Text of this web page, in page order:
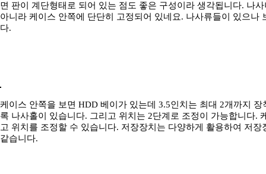
면 판이 계단형태로 되어 있는 점도 좋은 구성이라 생각됩니다. 나
아니라 케이스 안쪽에 단단히 고정되어 있네요. 나사류들이 있으나
다.
케이스 안쪽을 보면 HDD 베이가 있는데 3.5인치는 최대 2개까지
록 나사홀이 있습니다. 그리고 위치는 2단계로 조정이 가능합니다.
고 위치를 조정할 수 있습니다. 저장장치는 다양하게 활용하여 저
같습니다.